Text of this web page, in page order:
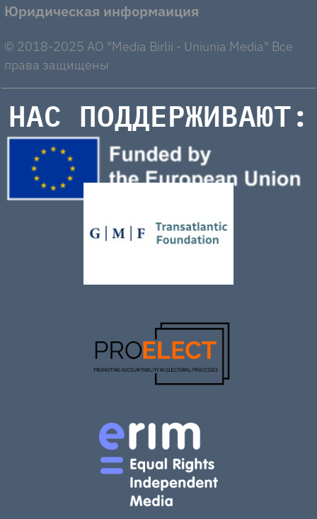
Юридическая информаиция
© 2018-2025 AO "Media Birlii - Uniunia Media" Все
права защищены
НАС ПОДДЕРЖИВАЮТ: